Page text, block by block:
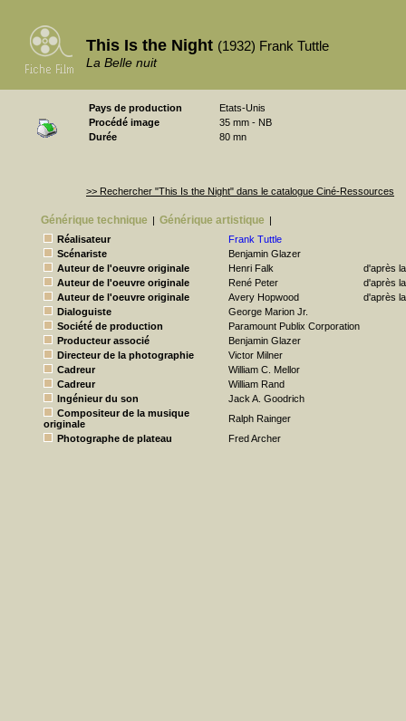
This Is the Night (1932) Frank Tuttle
La Belle nuit
Pays de production
Etats-Unis
Procédé image
35 mm - NB
Durée
80 mn
>> Rechercher "This Is the Night" dans le catalogue Ciné-Ressources
Générique technique | Générique artistique |
Réalisateur
Frank Tuttle
Scénariste
Benjamin Glazer
Auteur de l'oeuvre originale
Henri Falk
d'après
Auteur de l'oeuvre originale
René Peter
d'après
Auteur de l'oeuvre originale
Avery Hopwood
d'après
Dialoguiste
George Marion Jr.
Société de production
Paramount Publix Corporation
Producteur associé
Benjamin Glazer
Directeur de la photographie
Victor Milner
Cadreur
William C. Mellor
Cadreur
William Rand
Ingénieur du son
Jack A. Goodrich
Compositeur de la musique
originale
Ralph Rainger
Photographe de plateau
Fred Archer